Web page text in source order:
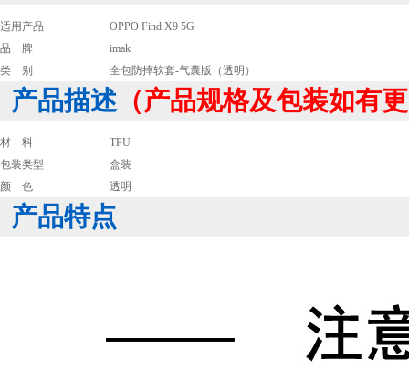
适用产品
OPPO Find X9 5G
品 牌
imak
类 别
全包防摔软套-气囊版（透明）
产品描述 （产品规格及包装如有
材 料
TPU
包装类型
盒装
颜 色
透明
产品特点